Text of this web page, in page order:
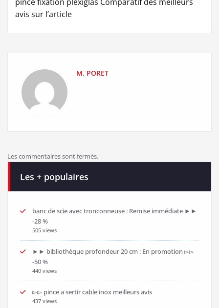
avis sur l’article
M. PORET
Les commentaires sont fermés.
Les + populaires
banc de scie avec tronconneuse : Remise immédiate ►►
-28 %
505 views
►► bibliothèque profondeur 20 cm : En promotion ▻▻
-50 %
440 views
▻▻ pince a sertir cable inox meilleurs avis
437 views